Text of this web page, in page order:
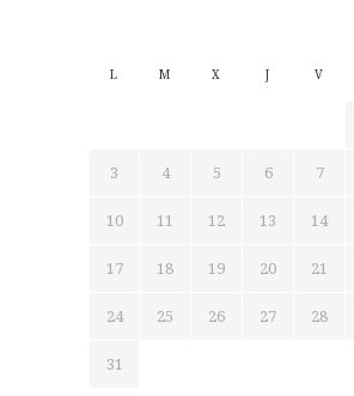
L M X J V
3 4 5 6 7
10 11 12 13 14
17 18 19 20 21
24 25 26 27 28
31